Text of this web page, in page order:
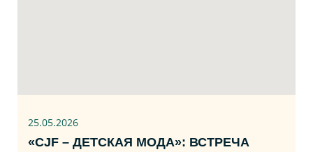
25.05.2026
«CJF – ДЕТСКАЯ МОДА»: ВСТРЕЧА